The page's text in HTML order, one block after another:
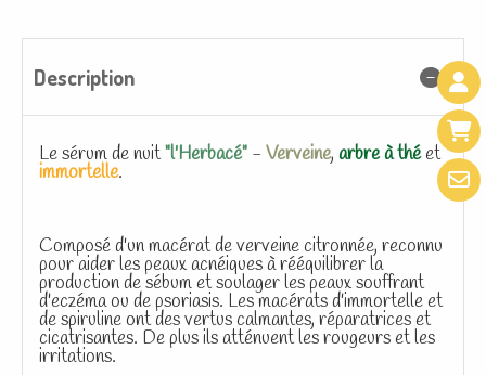
Description
Le sérum de nuit"l'Herbacé" - Verveine, arbre à théet
immortelle.
Composé d'un macérat de verveine citronnée, reconnu
pour aider les peaux acnéiques à rééquilibrer la
production de sébum et soulager les peaux souffrant
d'eczéma ou de psoriasis. Les macérats d'immortelle et
de spiruline ont des vertus calmantes, réparatrices et
cicatrisantes. De plus ils atténuent les rougeurs et les
irritations.